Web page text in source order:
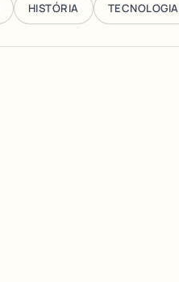
HISTÓRIA TECNOLOGIA